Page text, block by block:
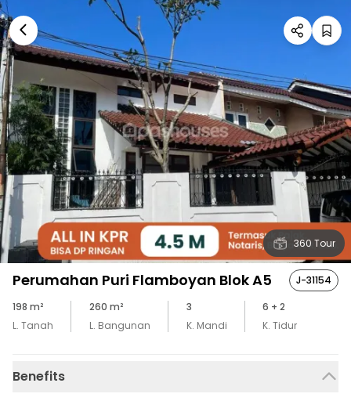
360 Tour
Perumahan Puri Flamboyan Blok A5
J-31154
198 m²
L. Tanah
260 m²
L. Bangunan
3
K. Mandi
6 + 2
K. Tidur
Benefits